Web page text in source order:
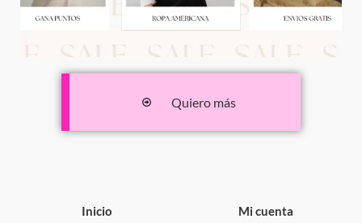
Quiero más
Inicio Mi cuenta